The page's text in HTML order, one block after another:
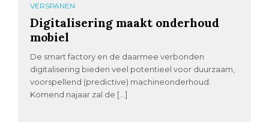
VERSPANEN
Digitalisering maakt onderhoud
mobiel
De smart factory en de daarmee verbonden
digitalisering bieden veel potentieel voor duurzaam,
voorspellend (predictive) machineonderhoud.
Komend najaar zal de […]